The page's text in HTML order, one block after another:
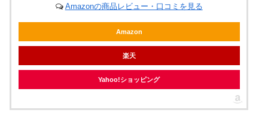
Amazonの商品レビュー・口コミを見る
Amazon
楽天
Yahoo!ショッピング